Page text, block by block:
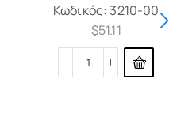
Κωδικός: 3210-00
$51.11